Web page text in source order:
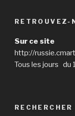
RETROUVEZ-
Sur ce site
http://
Tous les jours du
RECHERCHER